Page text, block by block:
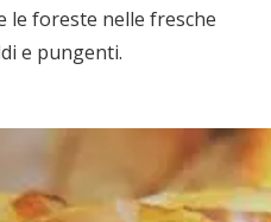
le foreste nelle fresche
e pungenti.